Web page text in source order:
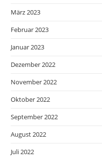
März 2023
Februar 2023
Januar 2023
Dezember 2022
November 2022
Oktober 2022
September 2022
August 2022
Juli 2022